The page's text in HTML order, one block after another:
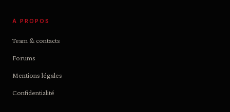
À PROPOS
Team & contacts
Forums
Mentions légales
Confidentialité